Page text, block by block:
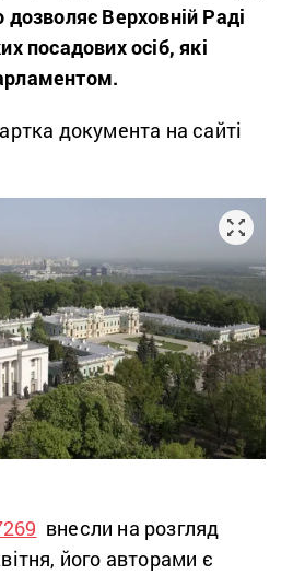
Верховній Раді
посадових осіб, які
документа на сайті
внесли на розгляд
його авторами є